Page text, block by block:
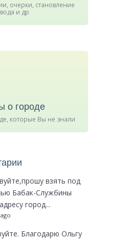
очерки, становление
и др
о городе
которые Вы не знали
взять под
Бабак-Службины
город...
Благодарю Ольгу